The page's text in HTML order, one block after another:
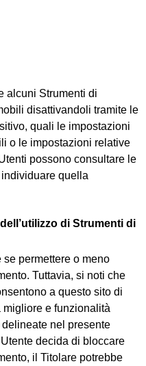
alcuni Strumenti di
disattivandoli tramite le
quali le impostazioni
o le impostazioni relative
possono consultare le
quella
di Strumenti di
permettere o meno
Tuttavia, si noti che
a questo sito di
migliore e funzionalità
nel presente
decida di bloccare
il Titolare potrebbe